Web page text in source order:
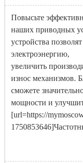
Повысьте
наших приводных
устройства
электроэнергию,
увеличить
износ механизмов.
сможете
мощности и
[url=https://